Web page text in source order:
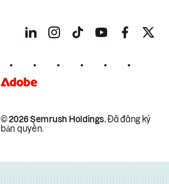
© 2026 Semrush Holdings.Đã đăng ký
bản quyền.